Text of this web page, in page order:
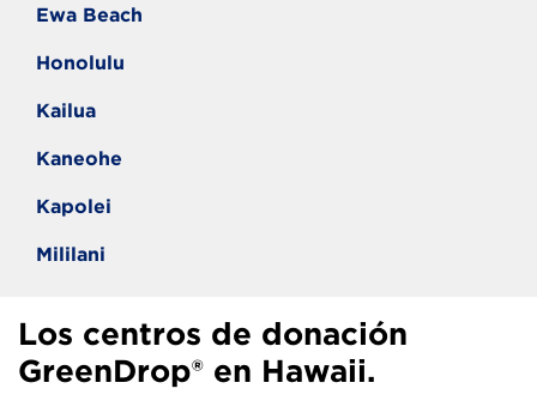
Ewa Beach
Honolulu
Kailua
Kaneohe
Kapolei
Mililani
Los centros de donación
GreenDrop® en Hawaii.